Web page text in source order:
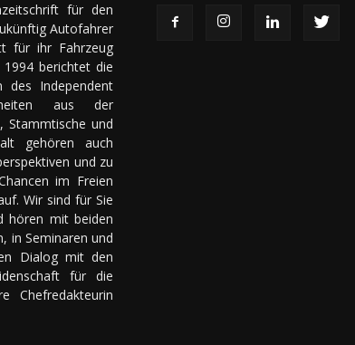
für den
Autofahrer
für ihr Fahrzeug
berichtet die
des Independent
aus der
Stammtische und
gehören auch
und zu
im Freien
Wir sind für Sie
hören mit beiden
in Seminaren und
Dialog mit den
für die
Chefredakteurin